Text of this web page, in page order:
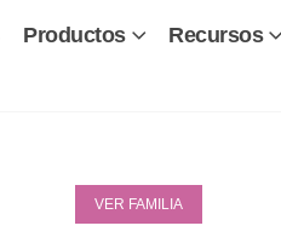
Productos Recursos
VER FAMILIA